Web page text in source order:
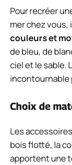
Pour recréer
mer chez
couleurs et
de bleu, de
ciel et le sable.
incontournable
Choix de
Les
bois flotté, la
apportent une